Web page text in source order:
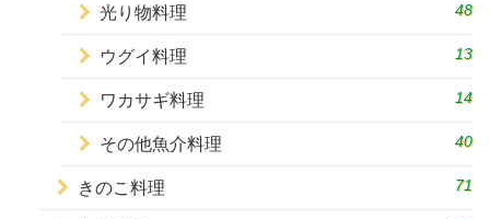
光り物料理 48
ウグイ料理 13
ワカサギ料理 14
その他魚介料理 40
きのこ料理 71